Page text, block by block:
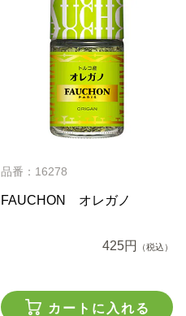
品番：16278
FAUCHON オレガノ
425円 （税込）
カートに入れる